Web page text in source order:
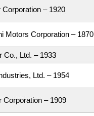
– 1920
Motors Corporation – 1870
Ltd. – 1933
Ltd. – 1954
– 1909